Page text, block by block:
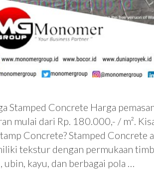
Stamped Concrete Harga
mulai dari Rp. 180.000,- / m².
Concrete? Stamped Concrete
tekstur dengan permukaan
ubin, kayu, dan berbagai pola …